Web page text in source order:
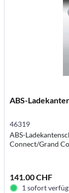
ABS-
46319
ABS-
Connect/Grand
141.00 CHF
1 sofort